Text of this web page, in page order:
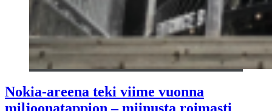
Nokia-areena teki viime vuonna